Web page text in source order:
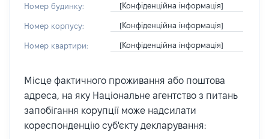
Номер будинку: [Конфіденційна інформація]
Номер корпусу: [Конфіденційна інформація]
Номер квартири: [Конфіденційна інформація]
Місце фактичного проживання або поштова
адреса, на яку Національне агентство з питань
запобігання корупції може надсилати
кореспонденцію суб'єкту декларування: